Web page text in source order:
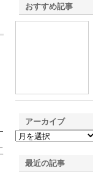
おすすめ記事
アーカイブ
最近の記事